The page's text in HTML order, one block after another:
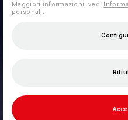
Maggiori informazioni, vedi
personali .